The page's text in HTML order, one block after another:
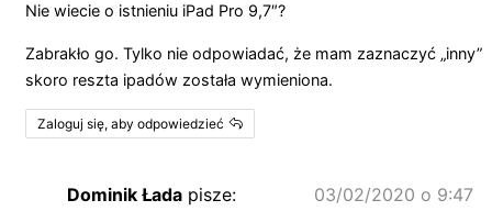
Nie wiecie o istnieniu iPad Pro 9,7″?
Zabrakło go. Tylko nie odpowiadać, że mam zaznaczyć „inny”
skoro reszta ipadów została wymieniona.
Zaloguj się, aby odpowiedzieć
Dominik Łada pisze: 03/02/2020 o 9:47